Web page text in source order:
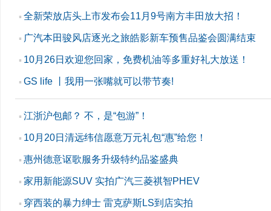
▪ 全新荣放店头上市发布会11月9号南方丰田放大招！
▪ 广汽本田骏风店逐光之旅皓影新车预售品鉴会圆满结束
▪ 10月26日欢迎您回家，免费机油等多重好礼大放送！
▪ GS life 丨我用一张嘴就可以带节奏!
▪ 江浙沪包邮？ 不，是“包游”！
▪ 10月20日清远纬信愿意万元礼包“惠”给您！
▪ 惠州德意讴歌服务升级特约品鉴盛典
▪ 家用新能源SUV 实拍广汽三菱祺智PHEV
▪ 穿西装的暴力绅士 雷克萨斯LS到店实拍